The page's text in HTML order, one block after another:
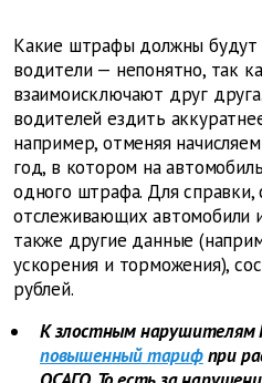
Какие штрафы должны будут
водители — непонятно, так
взаимоисключают друг
водителей ездить
например, отменяя
год, в котором на
одного штрафа. Для справки,
отслеживающих автомобили
также другие данные
ускорения и торможения),
рублей.
К злостным
повышенный тарифпри